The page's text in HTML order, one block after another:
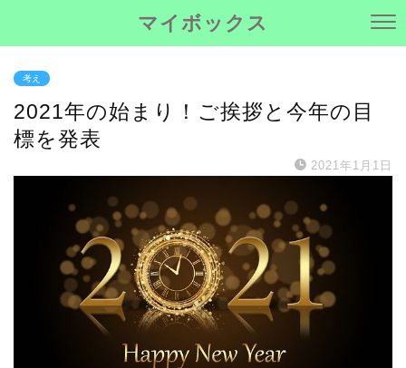
マイボックス
考え
2021年の始まり！ご挨拶と今年の目
標を発表
2021年1月1日